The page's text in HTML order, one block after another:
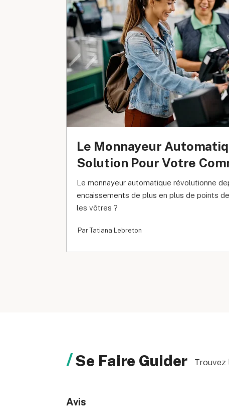
Le Monnayeur
Solution Pour Votre
Le monnayeur automatique révolutionne
encaissements de plus en plus de points
les vôtres ?
Par Tatiana Lebreton
Se Faire Guider
Avis